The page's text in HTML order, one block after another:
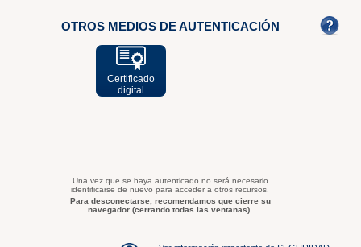
OTROS MEDIOS DE AUTENTICACIÓN
Certificado
digital
Una vez que se haya autenticado no será necesario
identificarse de nuevo para acceder a otros recursos.
Para desconectarse, recomendamos que cierre su
navegador (cerrando todas las ventanas).